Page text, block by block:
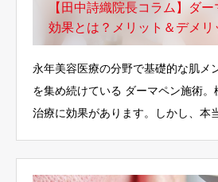
【田中詩織院長コラム】ダ
効果とは？メリット＆デメリ
永年美容医療の分野で基礎的な肌メ
を集め続けている ダーマペン施術
治療に効果があります。しかし、本